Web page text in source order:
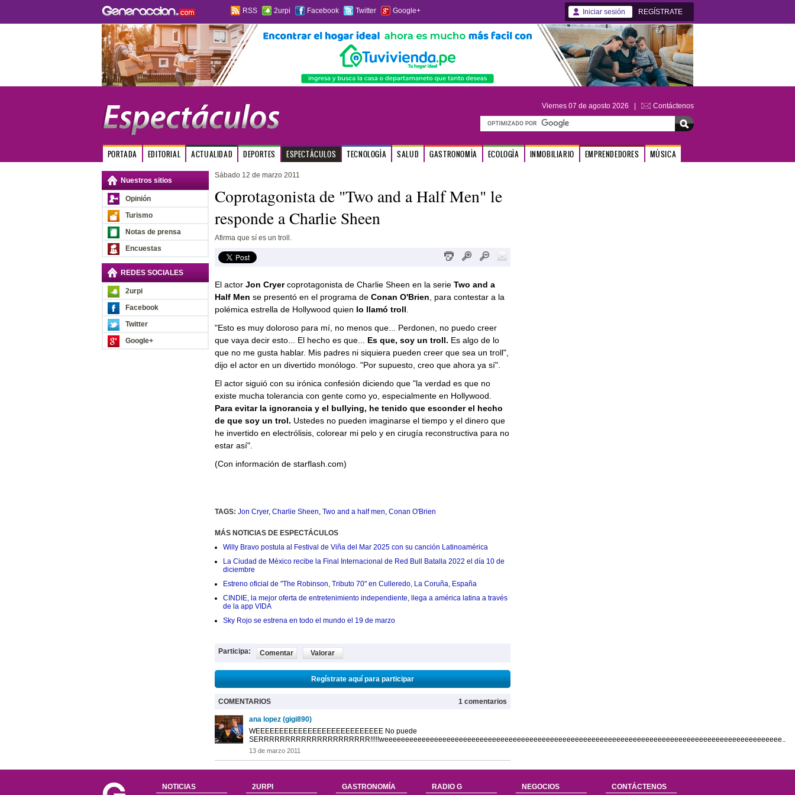
RSS 2urpi Facebook Twitter Google+ Iniciar sesión REGÍSTRATE
Viernes 07 de agosto 2026 | Contáctenos
PORTADA EDITORIAL ACTUALIDAD DEPORTES ESPECTÁCULOS TECNOLOGÍA SALUD GASTRONOMÍA ECOLOGÍA INMOBILIARIO EMPRENDEDORES MÚSICA
Nuestros sitios
Opinión
Turismo
Notas de prensa
Encuestas
REDES SOCIALES
2urpi
Facebook
Twitter
Google+
Sábado 12 de marzo 2011
Coprotagonista de "Two and a Half Men" le
responde a Charlie Sheen
Afirma que sí es un troll.
El actor Jon Cryercoprotagonista de Charlie Sheen en la serie Two and a
Half Men se presentó en el programa de Conan O'Brien , para contestar a la
polémica estrella de Hollywood quien lo llamó troll
"Esto es muy doloroso para mí, no menos que... Perdonen, no puedo creer
que vaya decir esto... El hecho es que...
Es que, soy un troll. Es algo de lo
que no me gusta hablar. Mis padres ni siquiera pueden creer que sea un troll",
dijo el actor en un divertido monólogo. "Por supuesto, creo que ahora ya sí".
El actor siguió con su irónica confesión diciendo que "la verdad es que no
existe mucha tolerancia con gente como yo, especialmente en Hollywood.
Para evitar la ignorancia y el bullying, he tenido que esconder el hecho
de que soy un trol. Ustedes no pueden imaginarse el tiempo y el dinero que
he invertido en electrólisis, colorear mi pelo y en cirugía reconstructiva para no
estar así".
(Con información de starflash.com)
TAGS: Jon Cryer, Charlie Sheen, Two and a half men, Conan O'Brien
MÁS NOTICIAS DE ESPECTÁCULOS
Willy Bravo postula al Festival de Viña del Mar 2025 con su canción Latinoamérica
La Ciudad de México recibe la Final Internacional de Red Bull Batalla 2022 el día 10 de
diciembre
Estreno oficial de "The Robinson, Tributo 70" en Culleredo, La Coruña, España
CINDIE, la mejor oferta de entretenimiento independiente, llega a américa latina a través
de la app VIDA
Sky Rojo se estrena en todo el mundo el 19 de marzo
Participa: Comentar Valorar
Regístrate aquí para participar
COMENTARIOS 1 comentarios
ana lopez (gigi890)
WEEEEEEEEEEEEEEEEEEEEEEEEEEE No puede
SERRRRRRRRRRRRRRRRRRRRR!!!!!weeeeeeeeeeeeeeeeeeeeeeeeeeeeeeeeeeeeeeeeeeeeeeeeeeeeeeeeeeeeeeeeeeeeeeeeeeeeeeeeeeeeeeeeeeeeeeee..
13 de marzo 2011
NOTICIAS 2URPI GASTRONOMÍA RADIO G NEGOCIOS CONTÁCTENOS